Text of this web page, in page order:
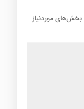
بخش‌های موردنیاز